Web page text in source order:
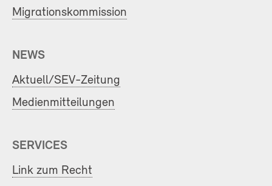
Migrationskommission
NEWS
Aktuell/SEV-Zeitung
Medienmitteilungen
SERVICES
Link zum Recht